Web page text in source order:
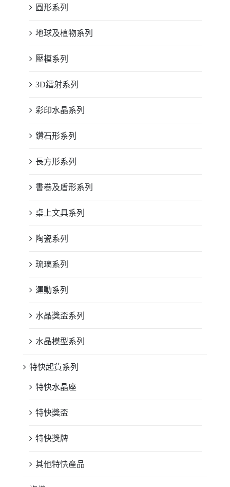
圓形系列
地球及植物系列
壓模系列
3D鐳射系列
彩印水晶系列
鑽石形系列
長方形系列
書卷及盾形系列
桌上文具系列
陶瓷系列
琉璃系列
運動系列
水晶獎盃系列
水晶模型系列
特快起貨系列
特快水晶座
特快獎盃
特快獎牌
其他特快產品